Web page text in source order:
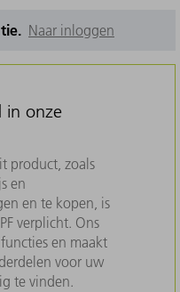
Naar inloggen
in onze
product, zoals
en
en te kopen, is
verplicht. Ons
en maakt
voor uw
te vinden.